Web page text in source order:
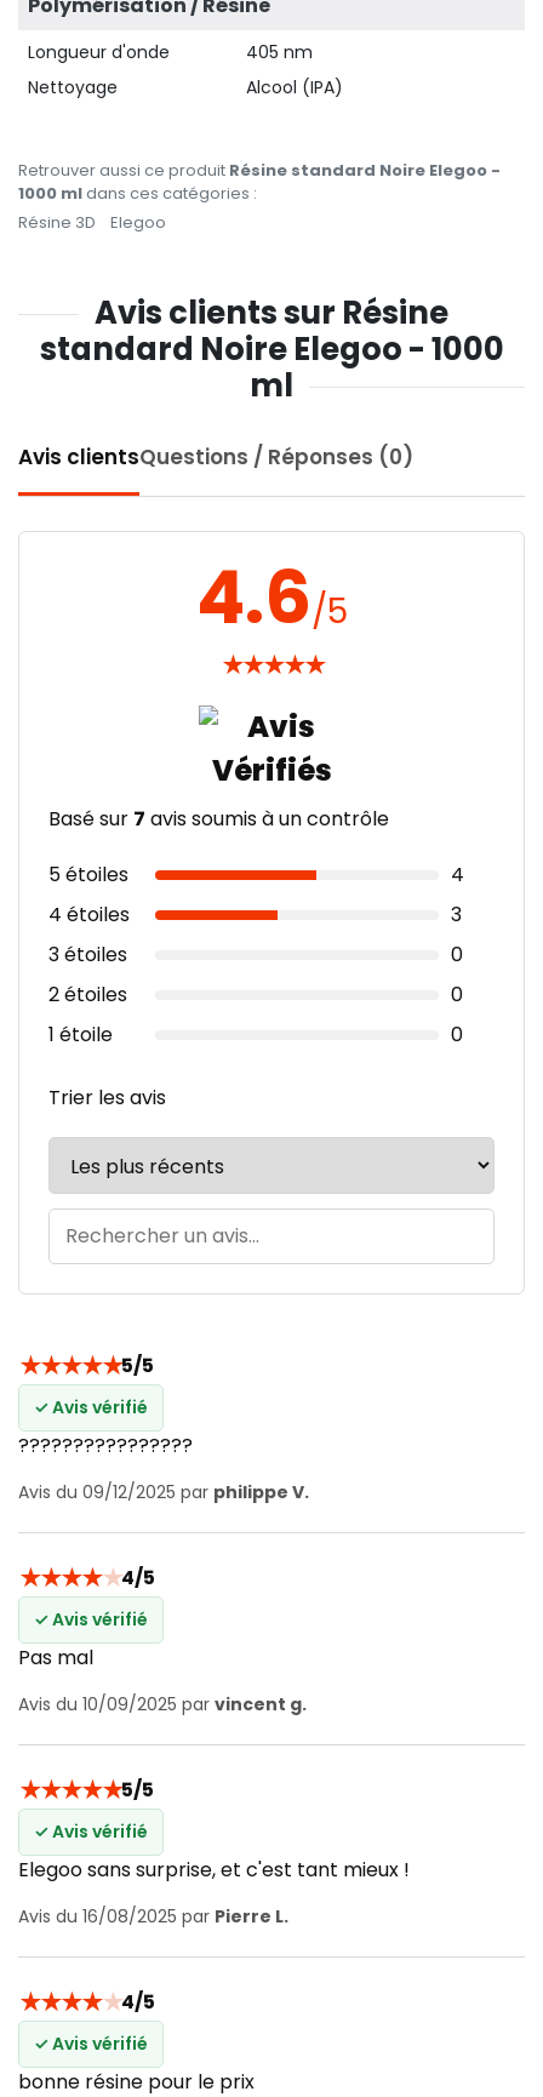
Longueur d'onde
405 nm
Nettoyage
Alcool (IPA)
Retrouver aussi ce produit Résine standard Noire Elegoo -
1000 mldans ces catégories :
Résine 3D
Elegoo
Avis clients sur Résine
standard Noire Elegoo - 1000
ml
Avis clientsQuestions / Réponses (0)
4.6/5
★★★★★
Basé sur 7 avis soumis à un contrôle
5 étoiles
4
4 étoiles
3
3 étoiles
0
2 étoiles
0
1 étoile
0
Trier les avis
★★★★★5/5
✓ Avis vérifié
????????????????
Avis du 09/12/2025 par philippe V.
★★★★★4/5
✓ Avis vérifié
Pas mal
Avis du 10/09/2025 par vincent g.
★★★★★5/5
✓ Avis vérifié
Elegoo sans surprise, et c'est tant mieux !
Avis du 16/08/2025 par Pierre L.
★★★★★4/5
✓ Avis vérifié
bonne résine pour le prix